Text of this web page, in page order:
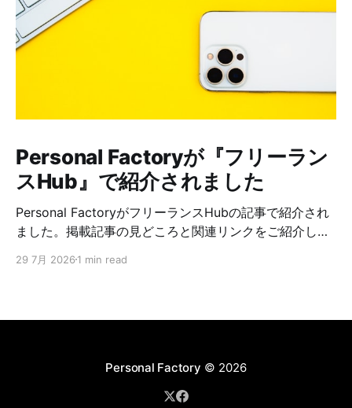
Personal Factoryが『フリーラン
スHub』で紹介されました
Personal FactoryがフリーランスHubの記事で紹介され
ました。掲載記事の見どころと関連リンクをご紹介しま
29 7月 2026 1 min read
Personal Factory © 2026